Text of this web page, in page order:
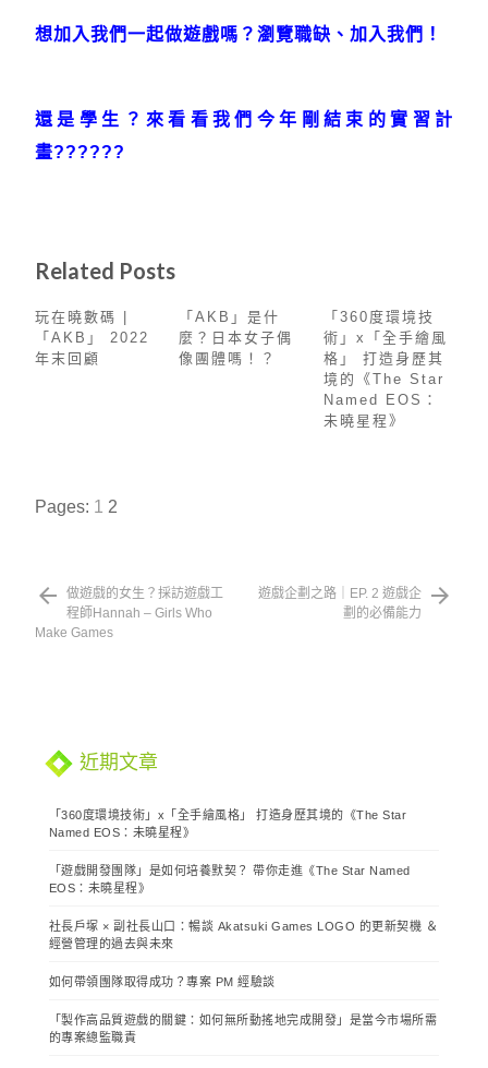
想加入我們一起做遊戲嗎？瀏覽職缺、加入我們！
還是學生？來看看我們今年剛結束的實習計
畫??‍???‍?
Related Posts
玩在曉數碼 |
「AKB」 2022
年末回顧
「AKB」是什
麼？日本女子偶
像團體嗎！？
「360度環境技
術」x「全手繪風
格」 打造身歷其
境的《The Star
Named EOS：
未曉星程》
Pages: 1 2
文
覽
做遊戲的女生？採訪遊戲工
程師Hannah – Girls Who
Make Games
遊戲企劃之路｜EP. 2 遊戲企
劃的必備能力
近期文章
「360度環境技術」x「全手繪風格」 打造身歷其境的《The Star
Named EOS：未曉星程》
「遊戲開發團隊」是如何培養默契？ 帶你走進《The Star Named
EOS：未曉星程》
社長戶塚 × 副社長山口：暢談 Akatsuki Games LOGO 的更新契機 ＆
經營管理的過去與未來
如何帶領團隊取得成功？專案 PM 經驗談
「製作高品質遊戲的關鍵：如何無所動搖地完成開發」是當今市場所需
的專案總監職責